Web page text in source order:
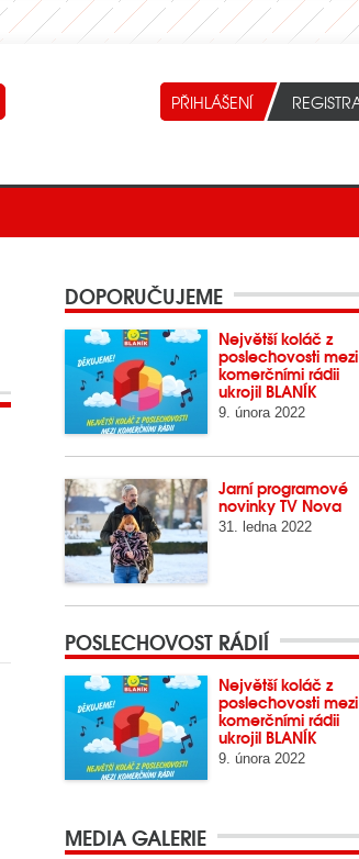
DOPORUČUJEME
Největší koláč z
poslechovosti mezi
komerčními rádii
ukrojil BLANÍK
9. února 2022
Jarní programové
novinky TV Nova
31. ledna 2022
POSLECHOVOST RÁDIÍ
Největší koláč z
poslechovosti mezi
komerčními rádii
ukrojil BLANÍK
9. února 2022
MEDIA GALERIE